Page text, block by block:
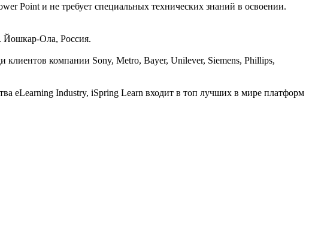
Point и не требует специальных технических знаний в освоении.
Йошкар-Ола, Россия.
компании Sony, Metro, Bayer, Unilever, Siemens, Phillips,
eLearning Industry, iSpring Learn входит в топ лучших в мире платформ